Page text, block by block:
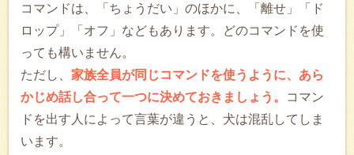
コマンドは、「ちょうだい」のほかに、「離せ」「ド
ロップ」「オフ」などもあります。どのコマンドを使
っても構いません。
ただし、 家族全員が同じコマンドを使うように、あら
かじめ話し合って一つに決めておきましょう。
コマン
ドを出す人によって言葉が違うと、犬は混乱してしま
います。